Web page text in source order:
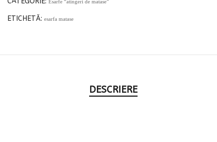
Esarfe “atingeri de matase”
ETICHETĂ: esarfa matase
DESCRIERE